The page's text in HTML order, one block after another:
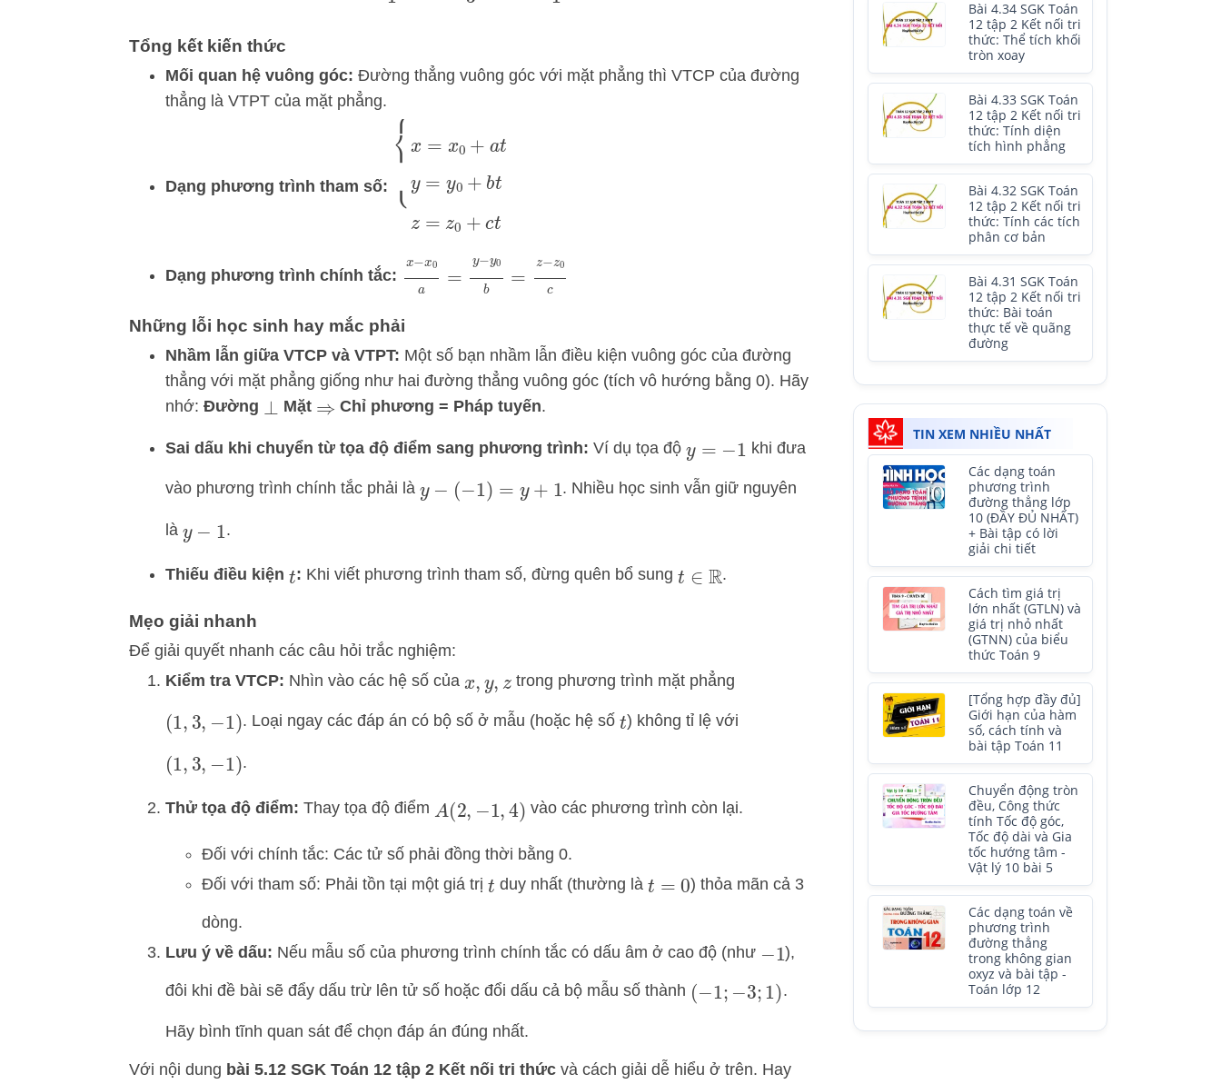
Tổng kết kiến thức
Mối quan hệ vuông góc: Đường thẳng vuông góc với mặt phẳng thì VTCP của đường
thẳng là VTPT của mặt phẳng.
Dạng phương trình tham số:
x 0
Dạng phương trình chính tắc: x−x0 y−y0 z−z
Những lỗi học sinh hay mắc phải
Nhầm lẫn giữa VTCP và VTPT: Một số bạn nhầm lẫn điều kiện vuông góc của đường
thẳng với mặt phẳng giống như hai đường thẳng vuông góc (tích vô hướng bằng 0). Hãy
nhớ: Đường ⊥ Mặt ⇒ Chỉ phương = Pháp tuyến.
Sai dấu khi chuyển từ tọa độ điểm sang phương trình: Ví dụ tọa độ y =− 1 khi đưa
vào phương trình chính tắc phải là y −( −1)=y +1 . Nhiều học sinh vẫn giữ nguyên
là y −1 .
Thiếu điều kiện t: Khi viết phương trình tham số, đừng quên bổ sung t∈R .
Mẹo giải nhanh
Để giải quyết nhanh các câu hỏi trắc nghiệm:
Kiểm tra VTCP: Nhìn vào các hệ số của x, y,z trong phương trình mặt phẳng
(1, 3,−1) . Loại ngay các đáp án có bộ số ở mẫu (hoặc hệ số t) không tỉ lệ với
(1, 3,−1) .
Thử tọa độ điểm: Thay tọa độ điểm A(2, −1,4) vào các phương trình còn lại.
Đối với chính tắc: Các tử số phải đồng thời bằng 0.
Đối với tham số: Phải tồn tại một giá trị t duy nhất (thường là t=0 ) thỏa mãn cả 3
dòng.
Lưu ý về dấu: Nếu mẫu số của phương trình chính tắc có dấu âm ở cao độ (như −1),
đôi khi đề bài sẽ đẩy dấu trừ lên tử số hoặc đổi dấu cả bộ mẫu số thành (−1;−3;1 ) .
Hãy bình tĩnh quan sát để chọn đáp án đúng nhất.
Với nội dung bài 5.12 SGK Toán 12 tập 2 Kết nối tri thức và cách giải dễ hiểu ở trên. Hay
Bài 4.34 SGK Toán
12 tập 2 Kết nối tri
thức: Thể tích khối
tròn xoay
Bài 4.33 SGK Toán
12 tập 2 Kết nối tri
thức: Tính diện
tích hình phẳng
Bài 4.32 SGK Toán
12 tập 2 Kết nối tri
thức: Tính các tích
phân cơ bản
Bài 4.31 SGK Toán
12 tập 2 Kết nối tri
thức: Bài toán
thực tế về quãng
đường
TIN XEM NHIỀU NHẤT
Các dạng toán
phương trình
đường thẳng lớp
10 (ĐẦY ĐỦ NHẤT)
+ Bài tập có lời
giải chi tiết
Cách tìm giá trị
lớn nhất (GTLN) và
giá trị nhỏ nhất
(GTNN) của biểu
thức Toán 9
[Tổng hợp đầy đủ]
Giới hạn của hàm
số, cách tính và
bài tập Toán 11
Chuyển động tròn
đều, Công thức
tính Tốc độ góc,
Tốc độ dài và Gia
tốc hướng tâm -
Vật lý 10 bài 5
Các dạng toán về
phương trình
đường thẳng
trong không gian
oxyz và bài tập -
Toán lớp 12